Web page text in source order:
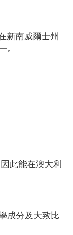
新南威爾士州
。
此能在澳大利
成分及大致比